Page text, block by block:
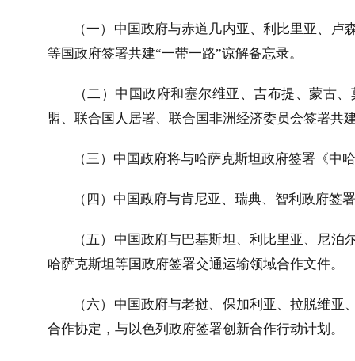
（一）中国政府与赤道几内亚、利比里亚、
等国政府签署共建“一带一路”谅解备忘录。
（二）中国政府和塞尔维亚、吉布提、蒙古
盟、联合国人居署、联合国非洲经济委员会签署共
（三）中国政府将与哈萨克斯坦政府签署《中
（四）中国政府与肯尼亚、瑞典、智利政府签
（五）中国政府与巴基斯坦、利比里亚、尼
哈萨克斯坦等国政府签署交通运输领域合作文件。
（六）中国政府与老挝、保加利亚、拉脱维
合作协定，与以色列政府签署创新合作行动计划。